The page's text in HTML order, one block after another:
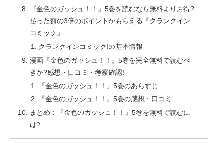
『金色のガッシュ！！』5巻を読むなら無料よりお得?
払った額の3倍のポイントがもらえる『クランクイン
コミック』
クランクインコミック!の基本情報
漫画『金色のガッシュ！！』5巻を完全無料で読むべ
きか?感想・口コミ・考察確認!
『金色のガッシュ！！』5巻のあらすじ
『金色のガッシュ！！』5巻の感想・口コミ
まとめ：『金色のガッシュ！！』5巻を無料で読むに
は?